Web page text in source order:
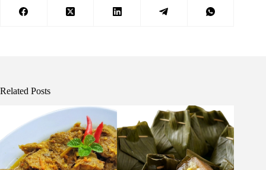
Related Posts